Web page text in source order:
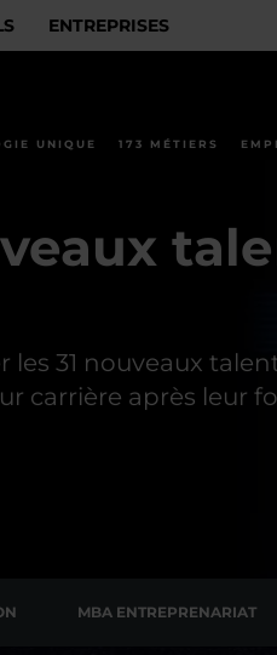
ENTREPRISES
UNIQUE 173 MÉTIERS
31 nouveaux
carrière après leur
MBA ENTREPRENARIAT